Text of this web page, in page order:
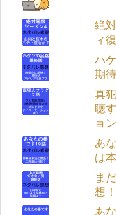
絶
ィ
ハ
期
真
聴
ョ
あ
は
ま
想
あ